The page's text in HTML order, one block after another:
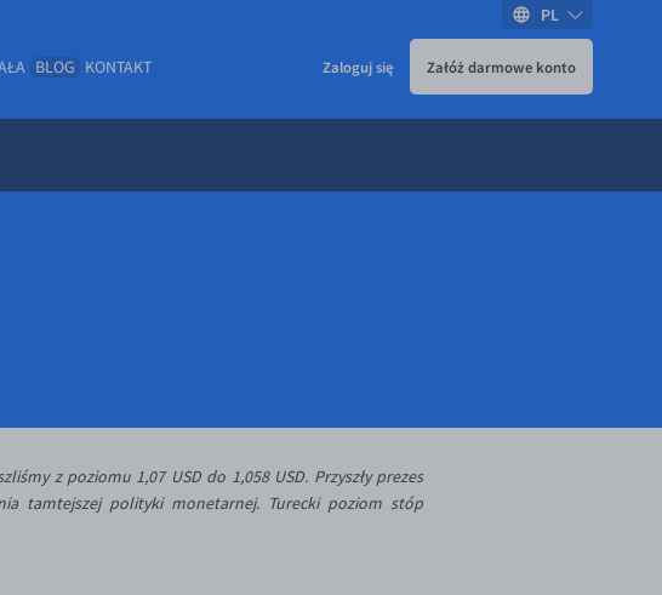
BLOG KONTAKT Zaloguj się Załóż darmowe konto
PL
z poziomu 1,07 USD do 1,058 USD. Przyszły prezes
tamtejszej polityki monetarnej. Turecki poziom stóp